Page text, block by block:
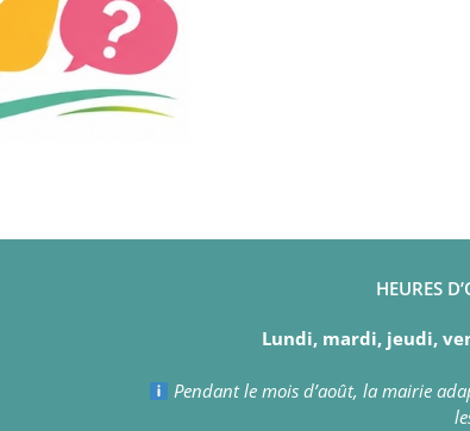
HEURES
Lundi, mardi, jeudi,
Pendant le mois d’août, la mairie